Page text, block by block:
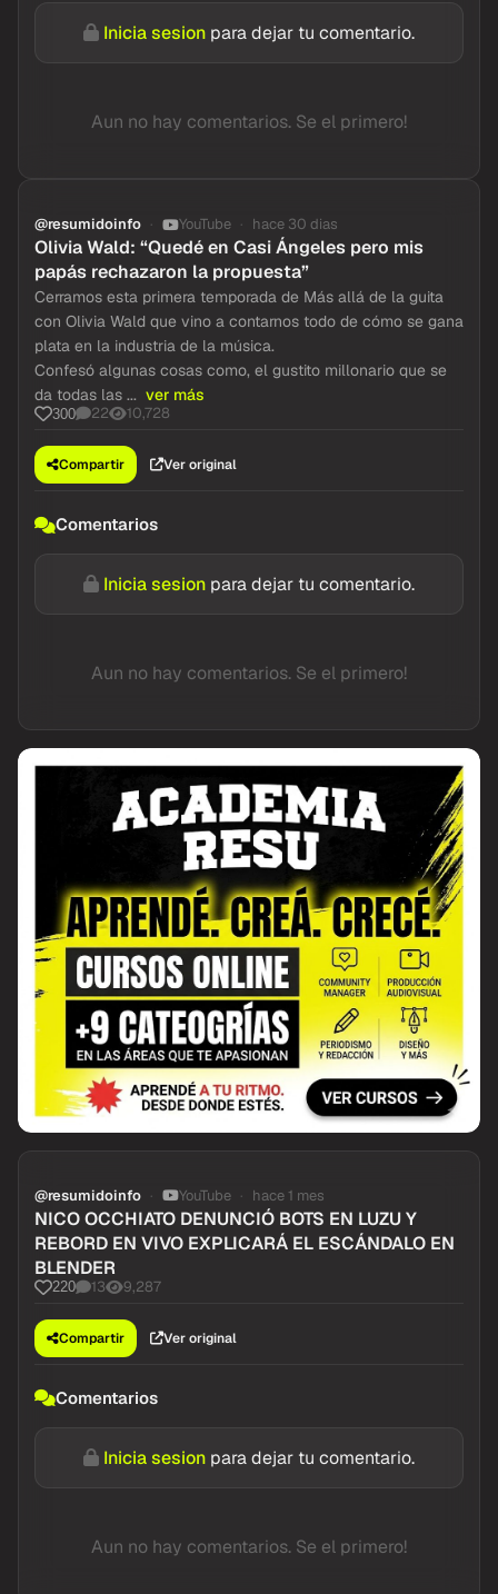
Inicia sesion para dejar tu comentario.
Aun no hay comentarios. Se el primero!
@resumidoinfo YouTube hace 30 dias
Olivia Wald: “Quedé en Casi Ángeles pero mis
papás rechazaron la propuesta”
Cerramos esta primera temporada de Más allá de la guita
con Olivia Wald que vino a contarnos todo de cómo se gana
plata en la industria de la música.
Confesó algunas cosas como, el gustito millonario que se
da todas las ... ver más
300 22 10,728
Compartir Ver original
Comentarios
Inicia sesion para dejar tu comentario.
Aun no hay comentarios. Se el primero!
@resumidoinfo YouTube hace 1 mes
NICO OCCHIATO DENUNCIÓ BOTS EN LUZU Y
REBORD EN VIVO EXPLICARÁ EL ESCÁNDALO EN
BLENDER
220 13 9,287
Compartir Ver original
Comentarios
Inicia sesion para dejar tu comentario.
Aun no hay comentarios. Se el primero!